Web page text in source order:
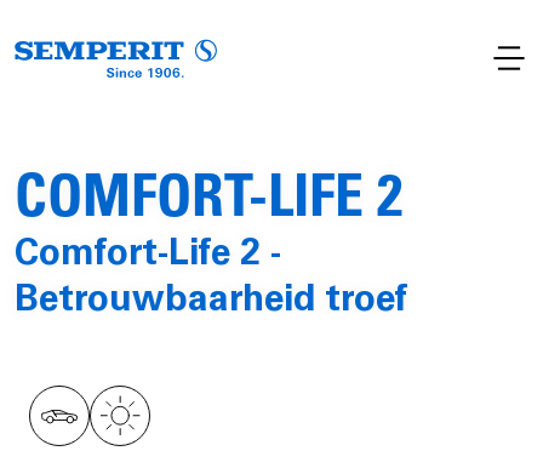
COMFORT-LIFE 2
Comfort-Life 2 -
Betrouwbaarheid troef